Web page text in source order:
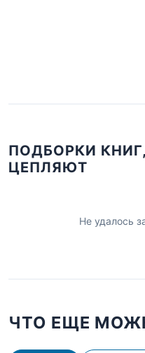
ПОДБОРКИ
ЦЕПЛЯЮТ
Не удалось
ЧТО ЕЩЕ